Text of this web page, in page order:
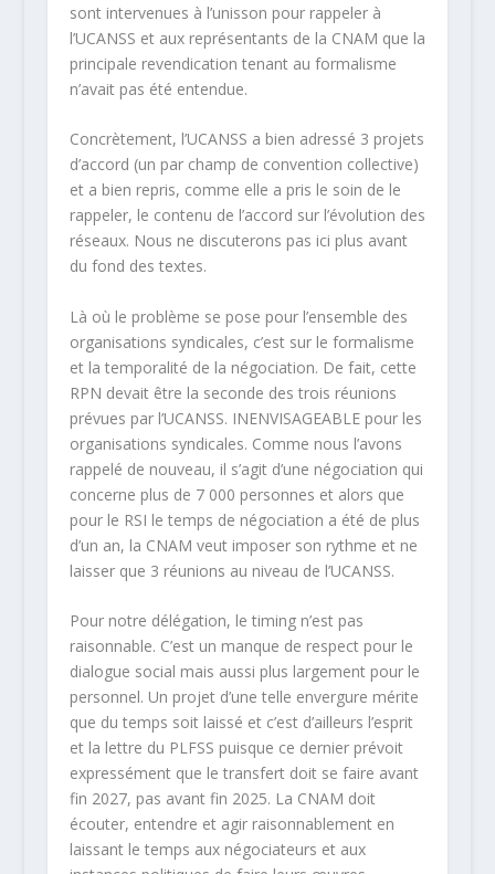
sont intervenues à l’unisson pour rappeler à
l’UCANSS et aux représentants de la CNAM que la
principale revendication tenant au formalisme
n’avait pas été entendue.
Concrètement, l’UCANSS a bien adressé 3 projets
d’accord (un par champ de convention collective)
et a bien repris, comme elle a pris le soin de le
rappeler, le contenu de l’accord sur l’évolution des
réseaux. Nous ne discuterons pas ici plus avant
du fond des textes.
Là où le problème se pose pour l’ensemble des
organisations syndicales, c’est sur le formalisme
et la temporalité de la négociation. De fait, cette
RPN devait être la seconde des trois réunions
prévues par l’UCANSS. INENVISAGEABLE pour les
organisations syndicales. Comme nous l’avons
rappelé de nouveau, il s’agit d’une négociation qui
concerne plus de 7 000 personnes et alors que
pour le RSI le temps de négociation a été de plus
d’un an, la CNAM veut imposer son rythme et ne
laisser que 3 réunions au niveau de l’UCANSS.
Pour notre délégation, le timing n’est pas
raisonnable. C’est un manque de respect pour le
dialogue social mais aussi plus largement pour le
personnel. Un projet d’une telle envergure mérite
que du temps soit laissé et c’est d’ailleurs l’esprit
et la lettre du PLFSS puisque ce dernier prévoit
expressément que le transfert doit se faire avant
fin 2027, pas avant fin 2025. La CNAM doit
écouter, entendre et agir raisonnablement en
laissant le temps aux négociateurs et aux